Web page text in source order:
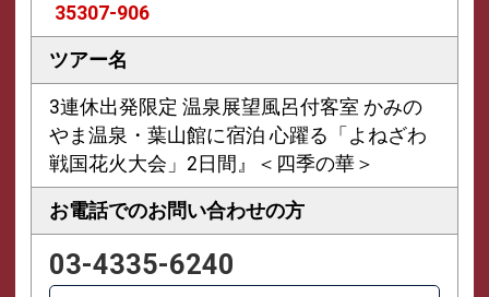
35307-906
ツアー名
3連休出発限定 温泉展望風呂付客室 かみの
やま温泉・葉山館に宿泊 心躍る「よねざわ
戦国花火大会」2日間』＜四季の華＞
お電話でのお問い合わせの方
03-4335-6240